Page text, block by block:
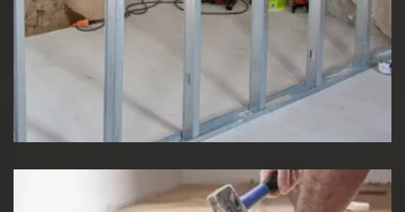
Pose de cloison